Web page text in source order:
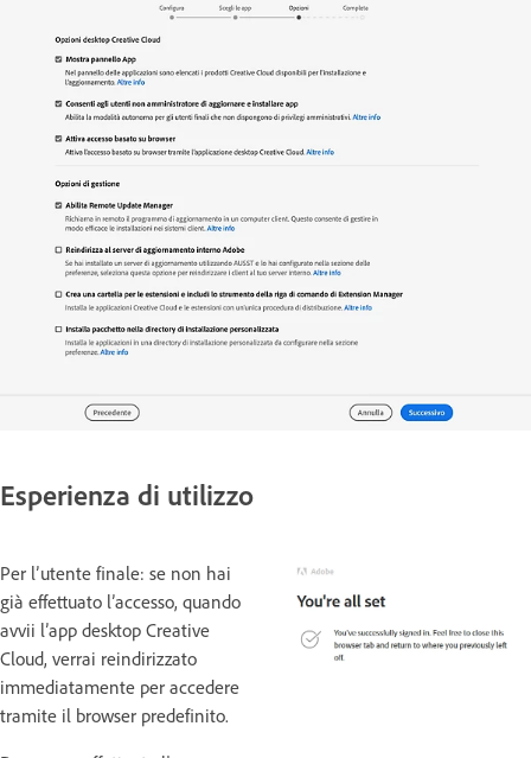
Esperienza di utilizzo
Per l’utente finale: se non hai
già effettuato l’accesso, quando
avvii l’app desktop Creative
Cloud, verrai reindirizzato
immediatamente per accedere
tramite il browser predefinito.